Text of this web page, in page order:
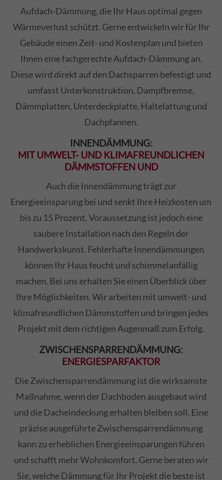
Aufdach-Dämmung, die Ihr Haus optimal gegen
Wärmeverlust schützt. Gerne entwickeln wir für Ihr
Gebäude einen Zeit- und Kostenplan und bieten
Ihnen eine fachgerechte Aufdach-Dämmung an.
Diese wird direkt auf den Dachsparren befestigt und
umfasst Unterkonstruktion, Dampfbremse,
Dämmplatten, Unterdeckplatte, Haltelattung und
Dachpfannen.
INNENDÄMMUNG:
MIT UMWELT- UND KLIMAFREUNDLICHEN
DÄMMSTOFFEN UND
Auch die Innendämmung trägt zur
Energieeinsparung bei und senkt Ihre Heizkosten um
bis zu 15 Prozent. Voraussetzung ist jedoch eine
saubere Installation nach den Regeln der
Handwerkskunst. Fehlerhafte Innendämmungen
können Ihr Haus feucht und schimmelanfällig
machen. Bei uns erhalten Sie einen Überblick über
Ihre Möglichkeiten. Wir arbeiten mit umwelt- und
klimafreundlichen Dämmstoffen und bringen jedes
Projekt mit dem richtigen Augenmaß zum Erfolg.
ZWISCHENSPARRENDÄMMUNG:
ENERGIESPARFAKTOR
Die Zwischensparrendämmung ist die wirksamste
Maßnahme, wenn der Dachboden ausgebaut wird
und die Dacheindeckung erhalten bleiben soll. Eine
präzise ausgeführte Zwischensparrendämmung
kann zu erheblichen Energieeinsparungen führen
und schafft mehr Wohnkomfort. Gerne beraten wir
Sie, welche Dämmung für Ihr Projekt die beste ist